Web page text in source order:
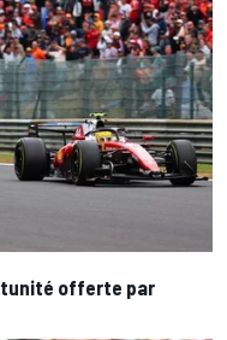
offerte par